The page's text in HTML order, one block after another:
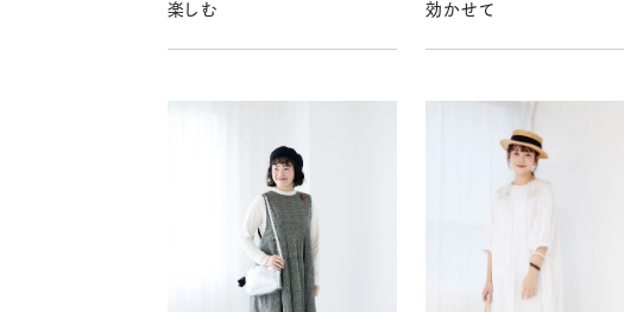
楽しむ
効かせて